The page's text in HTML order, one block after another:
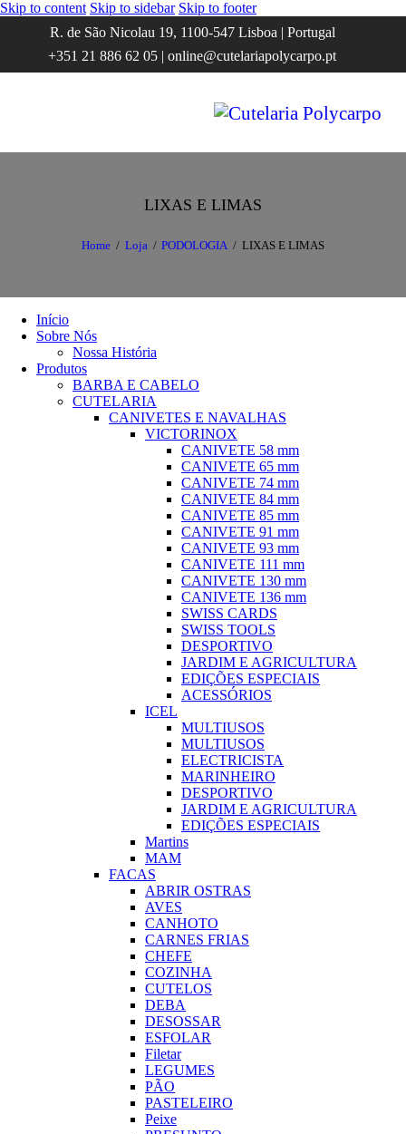
Skip to content Skip to sidebar Skip to footer
R. de São Nicolau 19, 1100-547 Lisboa | Portugal
+351 21 886 62 05 | online@cutelariapolycarpo.pt
LIXAS E LIMAS
Home Loja PODOLOGIA LIXAS E LIMAS
Início
Sobre Nós
Nossa História
Produtos
BARBA E CABELO
CUTELARIA
CANIVETES E NAVALHAS
VICTORINOX
CANIVETE 58 mm
CANIVETE 65 mm
CANIVETE 74 mm
CANIVETE 84 mm
CANIVETE 85 mm
CANIVETE 91 mm
CANIVETE 93 mm
CANIVETE 111 mm
CANIVETE 130 mm
CANIVETE 136 mm
SWISS CARDS
SWISS TOOLS
DESPORTIVO
JARDIM E AGRICULTURA
EDIÇÕES ESPECIAIS
ACESSÓRIOS
ICEL
MULTIUSOS
MULTIUSOS
ELECTRICISTA
MARINHEIRO
DESPORTIVO
JARDIM E AGRICULTURA
EDIÇÕES ESPECIAIS
Martins
MAM
FACAS
ABRIR OSTRAS
AVES
CANHOTO
CARNES FRIAS
CHEFE
COZINHA
CUTELOS
DEBA
DESOSSAR
ESFOLAR
Filetar
LEGUMES
PÃO
PASTELEIRO
Peixe